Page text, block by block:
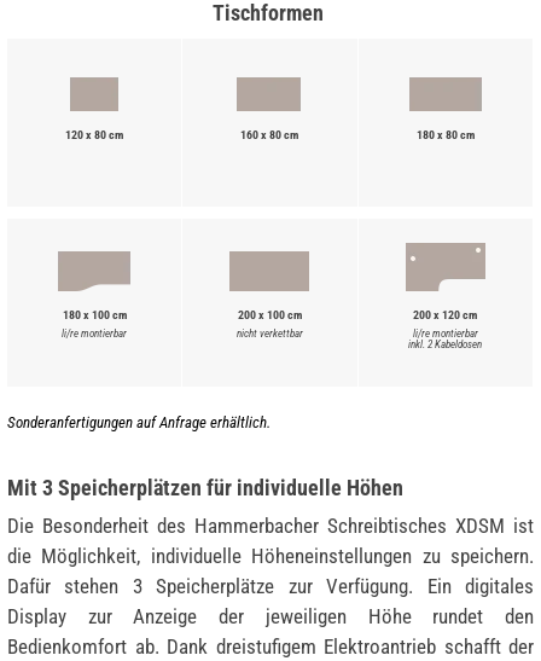
Tischformen
120 x 80 cm 160 x 80 cm 180 x 80 cm
180 x 100 cm
li/re montierbar
200 x 100 cm
nicht verkettbar
200 x 120 cm
li/re montierbar
inkl. 2 Kabeldosen
Sonderanfertigungen auf Anfrage erhältlich.
Mit 3 Speicherplätzen für individuelle Höhen
Die Besonderheit des Hammerbacher Schreibtisches XDSM ist
die Möglichkeit, individuelle Höheneinstellungen zu speichern.
Dafür stehen 3 Speicherplätze zur Verfügung. Ein digitales
Display zur Anzeige der jeweiligen Höhe rundet den
Bedienkomfort ab. Dank dreistufigem Elektroantrieb schafft der